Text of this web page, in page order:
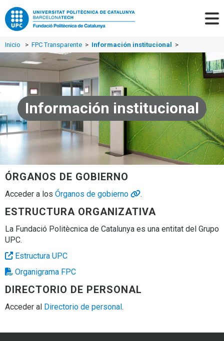
Inicio > FPC Transparente > Información institucional >
Información institucional
ÓRGANOS DE GOBIERNO
Acceder a los Órganos de gobierno .
ESTRUCTURA ORGANIZATIVA
La Fundació Politècnica de Catalunya es una entitat del Grupo
UPC.
Estructura UPC
Organigrama FPC
DIRECTORIO DE PERSONAL
Acceder al Directorio de personal.